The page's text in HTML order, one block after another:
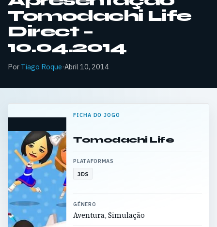
Tomodachi Life
Direct –
10.04.2014
Por Tiago Roque·Abril 10, 2014
FICHA DO JOGO
Tomodachi Life
PLATAFORMAS
3DS
GÉNERO
Aventura, Simulação